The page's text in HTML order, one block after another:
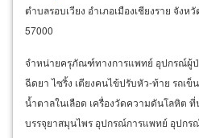
ตำบลรอบเวียง อำเภอเมืองเชียงราย จังหวั
57000
จำหน่ายครุภัณฑ์ทางการแพทย์ อุปกรณ์ผู้ป่
ฉีดยา ไซริ้ง เตียงคนไข้ปรับหัว-ท้าย รถเข็
น้ำตาลในเลือด เครื่องวัดความดันโลหิต
บรรจุยาสมุนไพร อุปกรณ์การแพทย์ อุปก